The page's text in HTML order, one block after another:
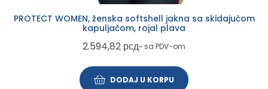
PROTECT WOMEN, ženska softshell jakna sa skidajućom
kapuljačom, rojal plava
2.594,82 рсд~ sa PDV-om
DODAJ U KORPU